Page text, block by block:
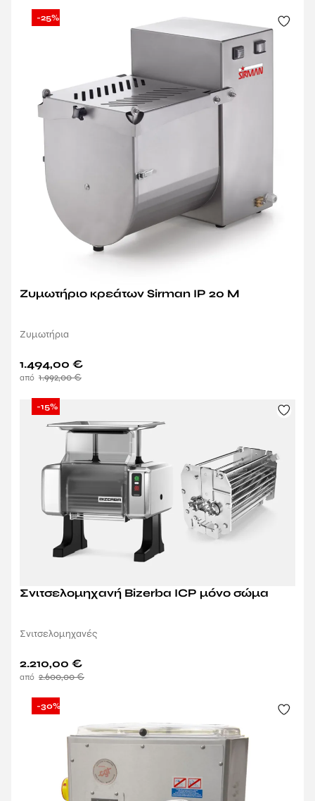
-25%
Ζυμωτήριο κρεάτων Sirman IP 20 M
Ζυμωτήρια
1.992,00€
1.494,00 €
-15%
Σνιτσελομηχανή Bizerba ICP μόνο σώμα
Σνιτσελομηχανές
2.600,00€
2.210,00 €
-30%